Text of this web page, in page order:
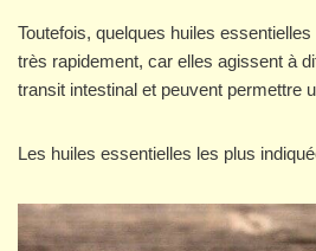
Toutefois, quelques huiles
très rapidement, car elles agissent à
transit intestinal et peuvent permettre
Les huiles essentielles les plus